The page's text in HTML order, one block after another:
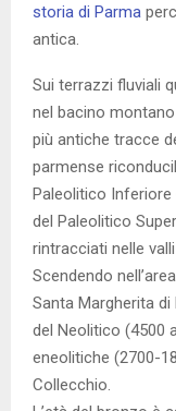
storia di Parma
antica.
Sui terrazzi fluviali
nel bacino
più antiche tracce
parmense
Paleolitico Inferiore
del Paleolitico
rintracciati nelle
Scendendo
Santa Margherita
del Neolitico (4500
eneolitiche (2700-
Collecchio.